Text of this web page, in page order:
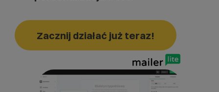
Zacznij działać już teraz!